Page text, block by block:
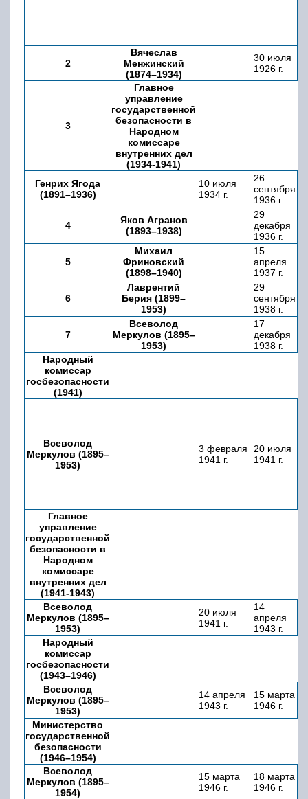
2
Вячеслав
Менжинский
(1874–1934)
30 июля
1926 г.
3
Главное
управление
государственной
безопасности в
Народном
комиссаре
внутренних дел
(1934-1941)
Генрих Ягода
(1891–1936)
10 июля
1934 г.
26
сентября
1936 г.
4
Яков Агранов
(1893–1938)
29
декабря
1936 г.
5
Михаил
Фриновский
(1898–1940)
15
апреля
1937 г.
6
Лаврентий
Берия (1899–
1953)
29
сентября
1938 г.
7
Всеволод
Меркулов (1895–
1953)
17
декабря
1938 г.
Народный
комиссар
госбезопасности
(1941)
Всеволод
Меркулов (1895–
1953)
3 февраля
1941 г.
20 июля
1941 г.
Главное
управление
государственной
безопасности в
Народном
комиссаре
внутренних дел
(1941-1943)
Всеволод
Меркулов (1895–
1953)
20 июля
1941 г.
14
апреля
1943 г.
Народный
комиссар
госбезопасности
(1943–1946)
Всеволод
Меркулов (1895–
1953)
14 апреля
1943 г.
15 марта
1946 г.
Министерство
государственной
безопасности
(1946–1954)
Всеволод
Меркулов (1895–
1954)
15 марта
1946 г.
18 марта
1946 г.